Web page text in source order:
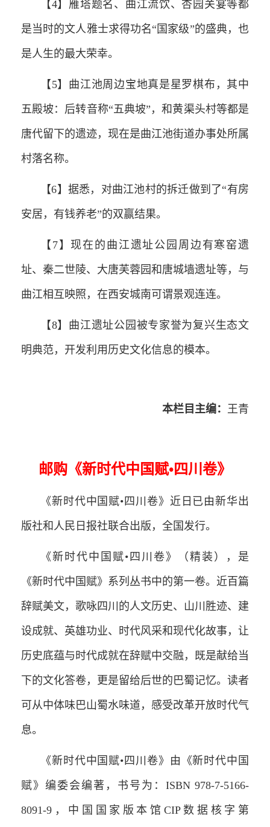
【4】雁塔题名、曲江流饮、杏园关宴等都
是当时的文人雅士求得功名“国家级”的盛典，也
是人生的最大荣幸。
【5】曲江池周边宝地真是星罗棋布，其中
五殿坡：后转音称“五典坡”，和黄渠头村等都是
唐代留下的遗迹，现在是曲江池街道办事处所属
村落名称。
【6】据悉，对曲江池村的拆迁做到了“有房
安居，有钱养老”的双赢结果。
【7】现在的曲江遗址公园周边有寒窑遗
址、秦二世陵、大唐芙蓉园和唐城墙遗址等，与
曲江相互映照，在西安城南可谓景观连连。
【8】曲江遗址公园被专家誉为复兴生态文
明典范，开发利用历史文化信息的模本。
本栏目主编： 王青
邮购《新时代中国赋•四川卷》
《新时代中国赋•四川卷》近日已由新华出
版社和人民日报社联合出版，全国发行。
《新时代中国赋•四川卷》（精装），是
《新时代中国赋》系列丛书中的第一卷。近百篇
辞赋美文，歌咏四川的人文历史、山川胜迹、建
设成就、英雄功业、时代风采和现代化故事，让
历史底蕴与时代成就在辞赋中交融，既是献给当
下的文化答卷，更是留给后世的巴蜀记忆。读者
可从中体味巴山蜀水味道，感受改革开放时代气
息。
《新时代中国赋•四川卷》由《新时代中国
赋》编委会编著，书号为：ISBN 978-7-5166-
8091-9，中国国家版本馆CIP数据核字第